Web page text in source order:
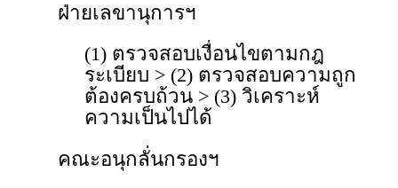
ฝ่ายเลขานุการฯ
(1) ตรวจสอบเงื่อนไขตามกฎ
ระเบียบ > (2) ตรวจสอบความถูก
ต้องครบถ้วน > (3) วิเคราะห์
ความเป็นไปได้
คณะอนุกลั่นกรองฯ